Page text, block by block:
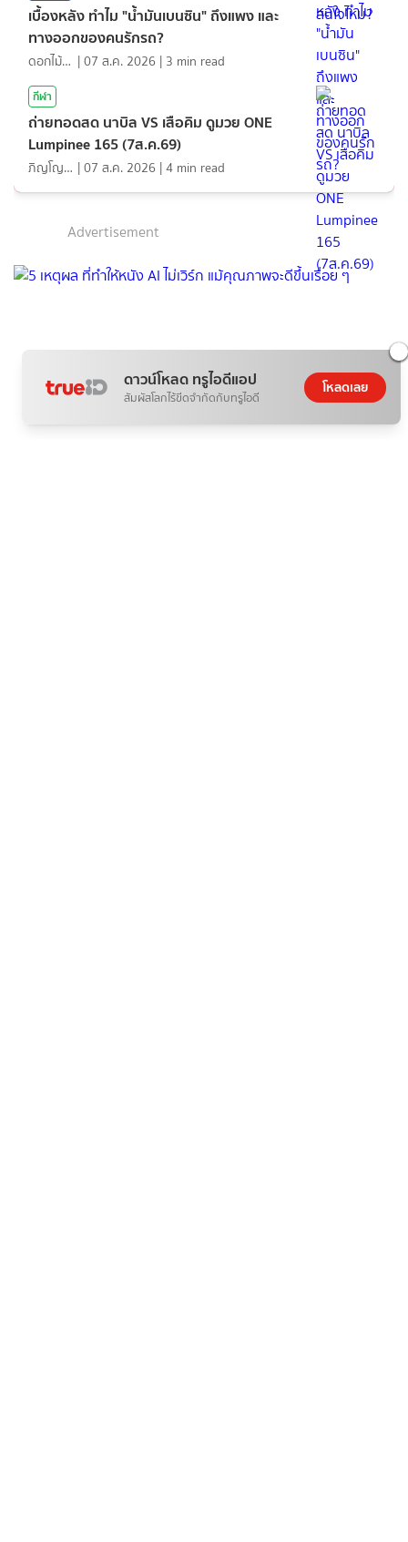
เบื้องหลัง ทำไม "น้ำมันเบนซิน" ถึงแพง และ
ทางออกของคนรักรถ?
ดอกไม้กับสายน้ำ |07 ส.ค. 2026 | 3 min read
กีฬา
ถ่ายทอดสด นาบิล VS เสือคิม ดูมวย ONE
Lumpinee 165 (7ส.ค.69)
ภิญโญ ส่องแสง |07 ส.ค. 2026 |4 min read
Advertisement
ดาวน์โหลด ทรูไอดีแอป
สัมผัสโลกไร้ขีดจำกัดกับทรูไอดี
โหลดเลย